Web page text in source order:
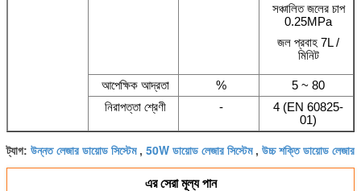
সঞ্চালিত জলের চাপ
0.25MPa
জল প্রবাহ 7L /
মিনিট
আপেক্ষিক আদ্রতা %
5 ~ 80
নিরাপত্তা শ্রেণী
-
4 (EN 60825-
01)
ট্যাগ: উন্নত লেজার ডায়োড সিস্টেম, 50W ডায়োড লেজার সিস্টেম, উচ্চ শক্তি ডায়োড লেজার
এর সেরা মূল্য পান